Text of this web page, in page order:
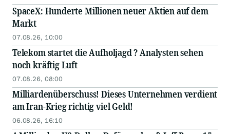
SpaceX: Hunderte Millionen neuer Aktien auf dem
Markt
07.08.26, 10:00
Telekom startet die Aufholjagd ? Analysten sehen
noch kräftig Luft
07.08.26, 08:00
Milliardenüberschuss! Dieses Unternehmen verdient
am Iran-Krieg richtig viel Geld!
06.08.26, 16:10